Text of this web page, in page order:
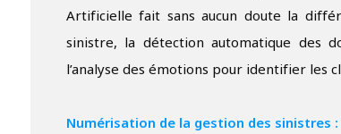
Artificielle fait sans aucun doute la
sinistre, la détection automatique des
l’analyse des émotions pour identifier les
Numérisation de la gestion des sinistres